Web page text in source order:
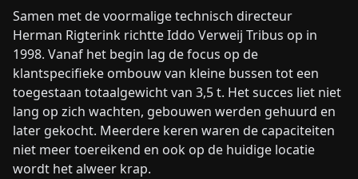
Samen met de voormalige technisch directeur
Herman Rigterink richtte Iddo Verweij Tribus op in
1998. Vanaf het begin lag de focus op de
klantspecifieke ombouw van kleine bussen tot een
toegestaan totaalgewicht van 3,5 t. Het succes liet niet
lang op zich wachten, gebouwen werden gehuurd en
later gekocht. Meerdere keren waren de capaciteiten
niet meer toereikend en ook op de huidige locatie
wordt het alweer krap.